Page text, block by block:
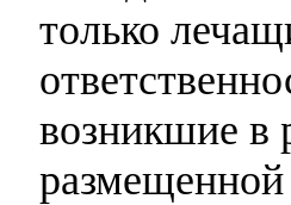
только
возникшие в